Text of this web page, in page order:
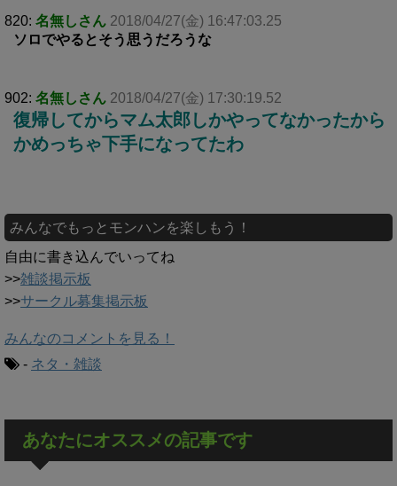
820: 名無しさん 2018/04/27(金) 16:47:03.25
ソロでやるとそう思うだろうな
902: 名無しさん 2018/04/27(金) 17:30:19.52
復帰してからマム太郎しかやってなかったから
かめっちゃ下手になってたわ
みんなでもっとモンハンを楽しもう！
自由に書き込んでいってね
>>雑談掲示板
>>サークル募集掲示板
みんなのコメントを見る！
- ネタ・雑談
あなたにオススメの記事です